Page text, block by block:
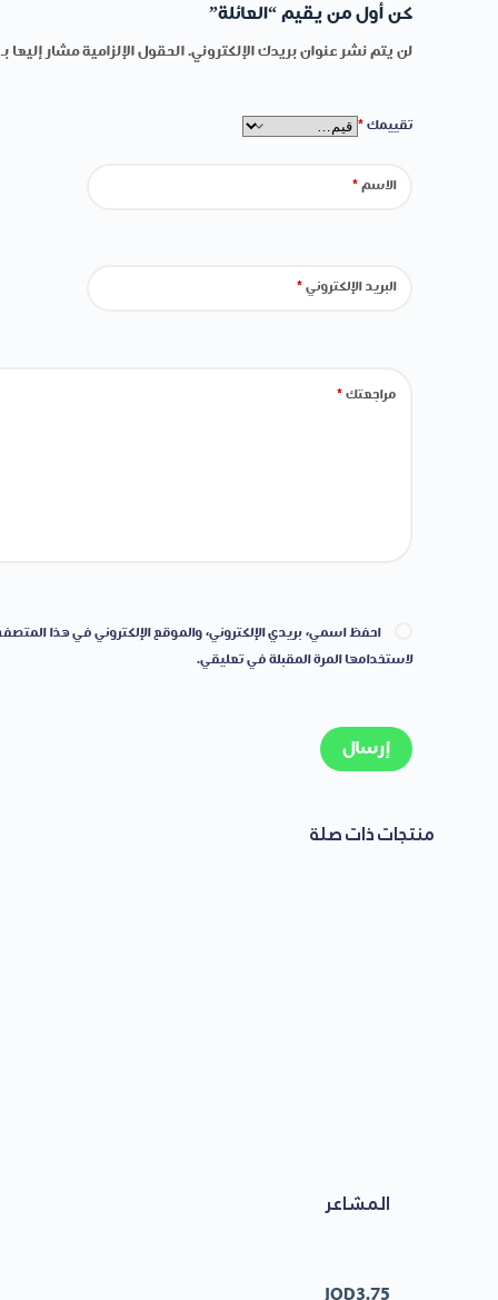
كن أول من يقيم “العائلة”
لن يتم نشر عنوان بريدك الإلكتروني.الحقول الإلزامية مشار إليها
تقييمك*
الاسم*
البريد الإلكتروني*
مراجعتك*
احفظ اسمي، بريدي الإلكتروني، والموقع الإلكتروني في هذا
لاستخدامها المرة المقبلة في تعليقي.
إرسال
منتجات ذات صلة
المشاعر